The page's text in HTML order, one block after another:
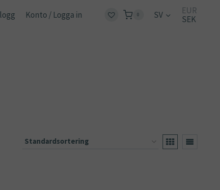
Konto / Logga in 0 SV
EUR
SEK